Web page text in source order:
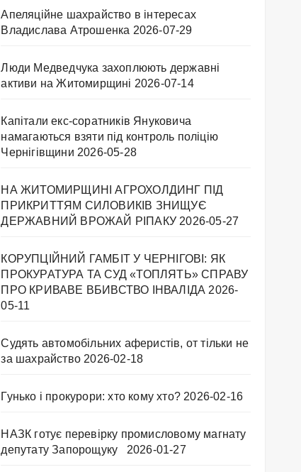
Апеляційне шахрайство в інтересах
Владислава Атрошенка 2026-07-29
Люди Медведчука захоплюють державні
активи на Житомирщині 2026-07-14
Капітали екс-соратників Януковича
намагаються взяти під контроль поліцію
Чернігівщини 2026-05-28
НА ЖИТОМИРЩИНІ АГРОХОЛДИНГ ПІД
ПРИКРИТТЯМ СИЛОВИКІВ ЗНИЩУЄ
ДЕРЖАВНИЙ ВРОЖАЙ РІПАКУ ​ 2026-05-27
КОРУПЦІЙНИЙ ГАМБІТ У ЧЕРНІГОВІ: ЯК
ПРОКУРАТУРА ТА СУД «ТОПЛЯТЬ» СПРАВУ
ПРО КРИВАВЕ ВБИВСТВО ІНВАЛІДА 2026-
05-11
Судять автомобільних аферистів, от тільки не
за шахрайство 2026-02-18
Гунько і прокурори: хто кому хто? 2026-02-16
НАЗК готує перевірку промисловому магнату
депутату Запорощуку
2026-01-27